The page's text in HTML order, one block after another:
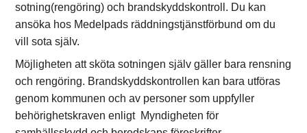
sotning(rengöring) och brandskyddskontroll. Du kan
ansöka hos Medelpads räddningstjänstförbund om du
vill sota själv.
Möjligheten att sköta sotningen själv gäller bara rensning
och rengöring. Brandskyddskontrollen kan bara utföras
genom kommunen och av personer som uppfyller
behörighetskraven enligt Myndigheten för